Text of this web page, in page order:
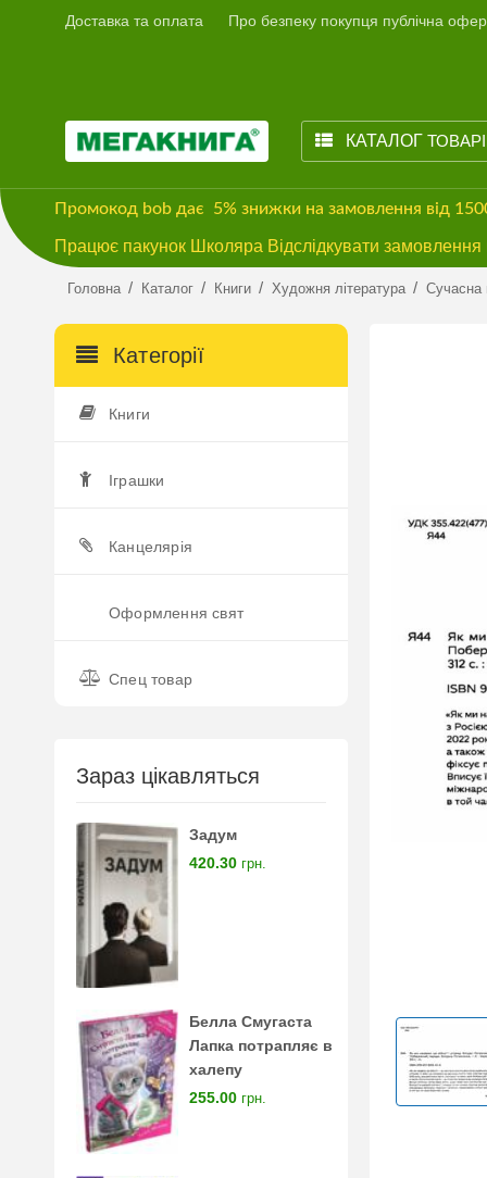
Доставка та оплата Про безпеку покупця публічна
КАТАЛОГ
Промокод bob дає 5% знижки на замовлення від
Працює пакунок Школяра Відслідкувати
Головна / Каталог / Книги / Художня література / Сучасна
Категорії
Книги
Іграшки
Канцелярія
Оформлення свят
Спец товар
Зараз цікавляться
Задум
420.30 грн.
Белла Смугаста
Лапка потрапляє в
халепу
255.00 грн.